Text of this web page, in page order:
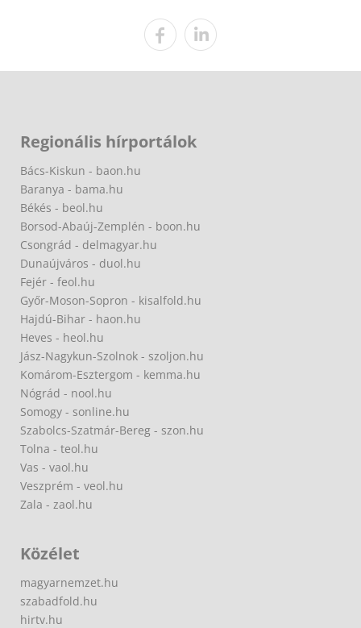
Regionális hírportálok
Bács-Kiskun - baon.hu
Baranya - bama.hu
Békés - beol.hu
Borsod-Abaúj-Zemplén - boon.hu
Csongrád - delmagyar.hu
Dunaújváros - duol.hu
Fejér - feol.hu
Győr-Moson-Sopron - kisalfold.hu
Hajdú-Bihar - haon.hu
Heves - heol.hu
Jász-Nagykun-Szolnok - szoljon.hu
Komárom-Esztergom - kemma.hu
Nógrád - nool.hu
Somogy - sonline.hu
Szabolcs-Szatmár-Bereg - szon.hu
Tolna - teol.hu
Vas - vaol.hu
Veszprém - veol.hu
Zala - zaol.hu
Közélet
magyarnemzet.hu
szabadfold.hu
hirtv.hu